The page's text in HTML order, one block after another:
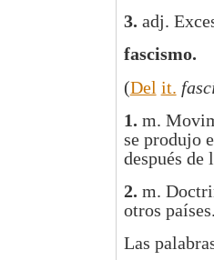
3. adj.
fascismo.
(Del it.
1. m.
se produjo
después
2. m.
otros
Las